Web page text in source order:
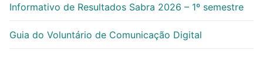
Informativo de Resultados Sabra 2026 – 1º semestre
Guia do Voluntário de Comunicação Digital